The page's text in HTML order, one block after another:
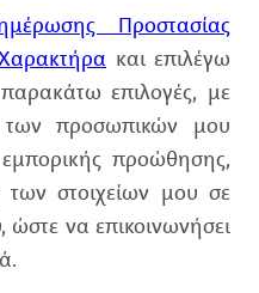
Προστασίας
και επιλέγω
επιλογές, με
των προσωπικών μου
προώθησης,
στοιχείων μου σε
να επικοινωνήσει